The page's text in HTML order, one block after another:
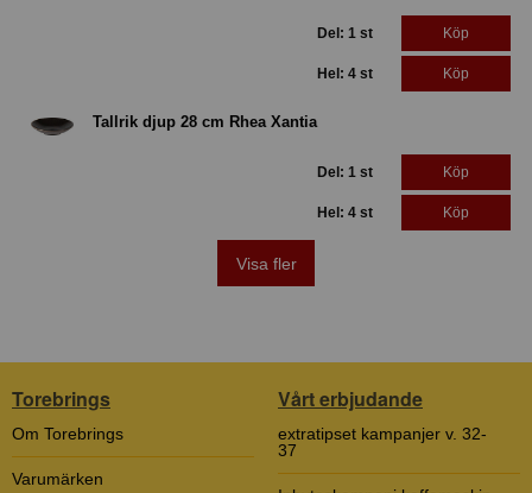
Del: 1 st Köp
Hel: 4 st Köp
Tallrik djup 28 cm Rhea Xantia
Del: 1 st Köp
Hel: 4 st Köp
Visa fler
Torebrings
Om Torebrings
Varumärken
Vårt erbjudande
extratipset kampanjer v. 32-
37